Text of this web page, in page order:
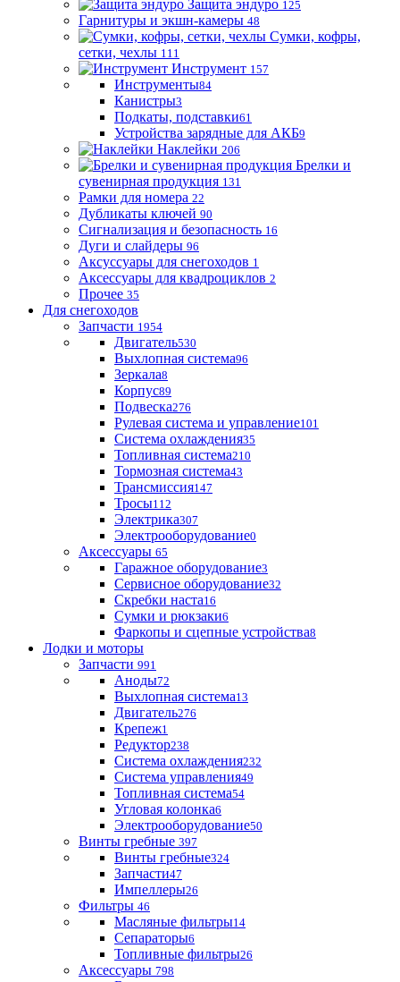
Защита эндуро 125
Гарнитуры и экшн-камеры 48
Сумки, кофры,
сетки, чехлы 111
Инструмент 157
Инструменты84
Канистры3
Подкаты, подставки61
Устройства зарядные для АКБ9
Наклейки 206
Брелки и
сувенирная продукция 131
Рамки для номера 22
Дубликаты ключей 90
Сигнализация и безопасность 16
Дуги и слайдеры 96
Аксуссуары для снегоходов 1
Аксессуары для квадроциклов 2
Прочее 35
Для снегоходов
Запчасти 1954
Двигатель530
Выхлопная система96
Зеркала8
Корпус89
Подвеска276
Рулевая система и управление101
Система охлаждения35
Топливная система210
Тормозная система43
Трансмиссия147
Тросы112
Электрика307
Электрооборудование0
Аксессуары 65
Гаражное оборудование3
Сервисное оборудование32
Скребки наста16
Сумки и рюкзаки6
Фаркопы и сцепные устройства8
Лодки и моторы
Запчасти 991
Аноды72
Выхлопная система13
Двигатель276
Крепеж1
Редуктор238
Система охлаждения232
Система управления49
Топливная система54
Угловая колонка6
Электрооборудование50
Винты гребные 397
Винты гребные324
Запчасти47
Импеллеры26
Фильтры 46
Масляные фильтры14
Сепараторы6
Топливные фильтры26
Аксессуары 798